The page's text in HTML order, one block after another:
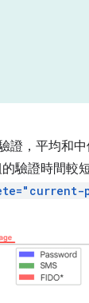
證，平均和
驗證時間較